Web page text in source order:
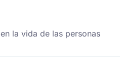
en la vida de las personas